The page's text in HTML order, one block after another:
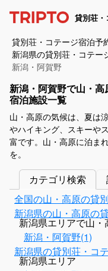
貸別荘・
貸別荘・コテージ宿泊予
新潟県の貸別荘・コテー
新潟・阿賀野
新潟・阿賀野で山・
宿泊施設一覧
山・高原の気候は、夏は
やハイキング、スキーや
富です。山・高原に泊ま
を。
カテゴリ検索
全国の山・高原の貸
新潟県の山・高原の
新潟県エリアで山
新潟・阿賀野(1)
新潟県の貸別荘・コ
新潟県エリア